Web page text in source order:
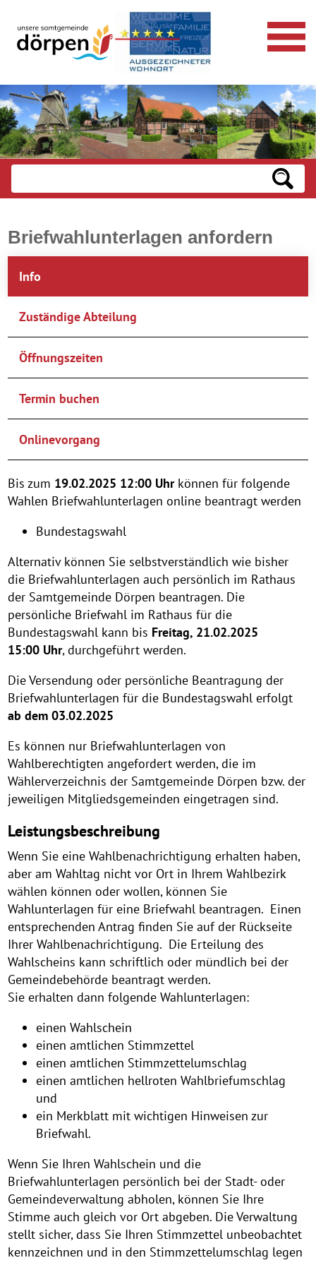
Briefwahlunterlagen anfordern
Info
Zuständige Abteilung
Öffnungszeiten
Termin buchen
Onlinevorgang
Bis zum 19.02.2025 12:00 Uhrkönnen für folgende
Wahlen Briefwahlunterlagen online beantragt werden
Bundestagswahl
Alternativ können Sie selbstverständlich wie bisher
die Briefwahlunterlagen auch persönlich im Rathaus
der Samtgemeinde Dörpen beantragen. Die
persönliche Briefwahl im Rathaus für die
Bundestagswahl kann bis Freitag, 21.02.2025
15:00 Uhr, durchgeführt werden.
Die Versendung oder persönliche Beantragung der
Briefwahlunterlagen für die Bundestagswahl erfolgt
ab dem 03.02.2025
Es können nur Briefwahlunterlagen von
Wahlberechtigten angefordert werden, die im
Wählerverzeichnis der Samtgemeinde Dörpen bzw. der
jeweiligen Mitgliedsgemeinden eingetragen sind.
Leistungsbeschreibung
Wenn Sie eine Wahlbenachrichtigung erhalten haben,
aber am Wahltag nicht vor Ort in Ihrem Wahlbezirk
wählen können oder wollen, können Sie
Wahlunterlagen für eine Briefwahl beantragen. Einen
entsprechenden Antrag finden Sie auf der Rückseite
Ihrer Wahlbenachrichtigung. Die Erteilung des
Wahlscheins kann schriftlich oder mündlich bei der
Gemeindebehörde beantragt werden.
Sie erhalten dann folgende Wahlunterlagen:
einen Wahlschein
einen amtlichen Stimmzettel
einen amtlichen Stimmzettelumschlag
einen amtlichen hellroten Wahlbriefumschlag
und
ein Merkblatt mit wichtigen Hinweisen zur
Briefwahl.
Wenn Sie Ihren Wahlschein und die
Briefwahlunterlagen persönlich bei der Stadt- oder
Gemeindeverwaltung abholen, können Sie Ihre
Stimme auch gleich vor Ort abgeben. Die Verwaltung
stellt sicher, dass Sie Ihren Stimmzettel unbeobachtet
kennzeichnen und in den Stimmzettelumschlag legen